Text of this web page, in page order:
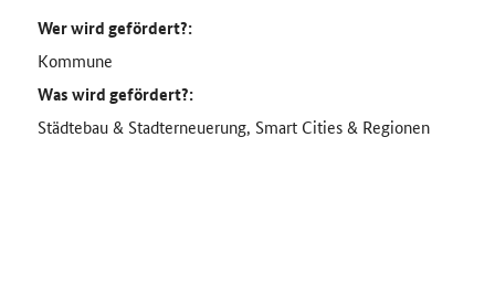
Wer wird gefördert?:
Kommune
Was wird gefördert?:
Städtebau & Stadterneuerung, Smart Cities & Regionen